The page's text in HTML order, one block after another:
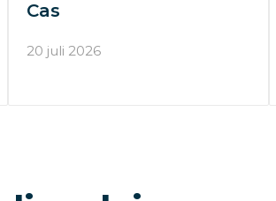
Cas
20 juli 2026